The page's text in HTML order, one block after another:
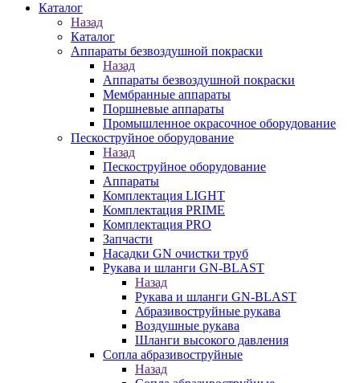
Каталог
Назад
Каталог
Аппараты безвоздушной покраски
Назад
Аппараты безвоздушной покраски
Мембранные аппараты
Поршневые аппараты
Промышленное окрасочное оборудование
Пескоструйное оборудование
Назад
Пескоструйное оборудование
Аппараты
Комплектация LIGHT
Комплектация PRIME
Комплектация PRO
Запчасти
Насадки GN очистки труб
Рукава и шланги GN-BLAST
Назад
Рукава и шланги GN-BLAST
Абразивоструйные рукава
Воздушные рукава
Шланги высокого давления
Сопла абразивоструйные
Назад